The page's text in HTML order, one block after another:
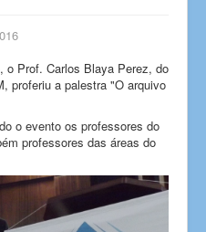
o Prof. Carlos Blaya Perez, do
proferiu a palestra "O arquivo
o evento os professores do
professores das áreas do